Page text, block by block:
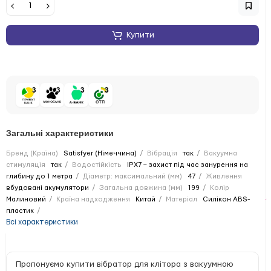
Купити
Загальні характеристики
Бренд (Країна) Satisfyer (Німеччина) Вібрація так
Вакуумна
стимуляція
так Водостійкість
IPX7 – захист під час занурення на
глибину до 1 метра
Діаметр: максимальний (мм) 47
Живлення
вбудовані акумулятори
Загальна довжина (мм) 199
Колір
Малиновий
Країна надходження Китай Матеріал
Силікон ABS-
пластик
Всі характеристики
Пропонуємо купити вібратор для клітора з вакуумною